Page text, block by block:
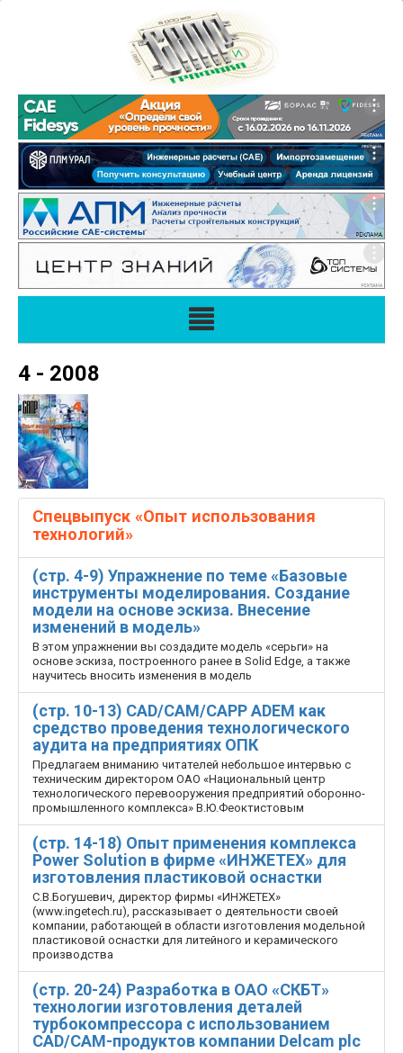
4 - 2008
Спецвыпуск «Опыт использования
технологий»
(стр. 4-9) Упражнение по теме «Базовые
инструменты моделирования. Создание
модели на основе эскиза. Внесение
изменений в модель»
В этом упражнении вы создадите модель «серьги» на
основе эскиза, построенного ранее в Solid Edge, а также
научитесь вносить изменения в модель
(стр. 10-13) CAD/CAM/CAPP ADEM как
средство проведения технологического
аудита на предприятиях ОПК
Предлагаем вниманию читателей небольшое интервью с
техническим директором ОАО «Национальный центр
технологического перевооружения предприятий оборонно-
промышленного комплекса» В.Ю.Феоктистовым
(стр. 14-18) Опыт применения комплекса
Power Solution в фирме «ИНЖЕТЕХ» для
изготовления пластиковой оснастки
С.В.Богушевич, директор фирмы «ИНЖЕТЕХ»
(www.ingetech.ru), рассказывает о деятельности своей
компании, работающей в области изготовления модельной
пластиковой оснастки для литейного и керамического
производства
(стр. 20-24) Разработка в ОАО «СКБТ»
технологии изготовления деталей
турбокомпрессора с использованием
CAD/CAM-продуктов компании Delcam plc